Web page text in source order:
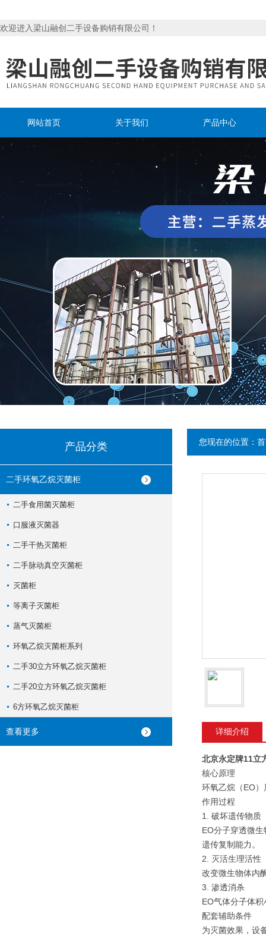
欢迎进入梁山融创二手设备购销有限公司！
网站首页 关于我们 产品中心
产品分类
二手环氧乙烷灭菌柜
二手食用菌灭菌柜
口服液灭菌器
二手干热灭菌柜
二手脉动真空灭菌柜
灭菌柜
等离子灭菌柜
蒸气灭菌柜
环氧乙烷灭菌柜系列
二手30立方环氧乙烷灭菌柜
二手20立方环氧乙烷灭菌柜
6方环氧乙烷灭菌柜
查看更多
您现在的位置：
详细介绍
北京永定牌11立
核心原理
环氧乙烷（EO
作用过程
1. 破坏遗传物质
EO分子穿透微
遗传复制能力。
2. 灭活生理活性
改变微生物体内
3. 渗透消杀
EO气体分子体
配套辅助条件
为灭菌效果，设